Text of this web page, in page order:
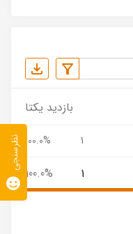
بازدید یکتا
1
100.0%
1
100.0%
نظرسنجی